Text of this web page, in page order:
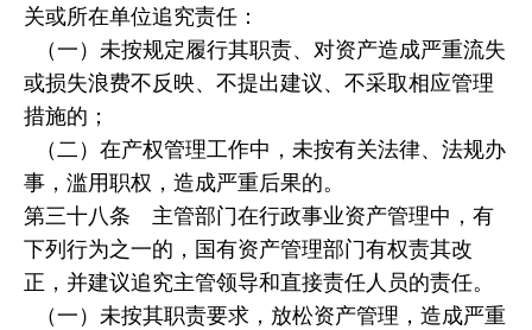
关或所在单位追究责任：
（一）未按规定履行其职责、对资产造成严重流失
或损失浪费不反映、不提出建议、不采取相应管理
措施的；
（二）在产权管理工作中，未按有关法律、法规办
事，滥用职权，造成严重后果的。
第三十八条 主管部门在行政事业资产管理中，有
下列行为之一的，国有资产管理部门有权责其改
正，并建议追究主管领导和直接责任人员的责任。
（一）未按其职责要求，放松资产管理，造成严重